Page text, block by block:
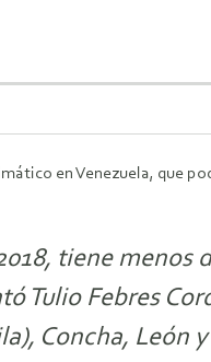
en Venezuela, que
tiene menos
Tulio Febres
Concha, León y